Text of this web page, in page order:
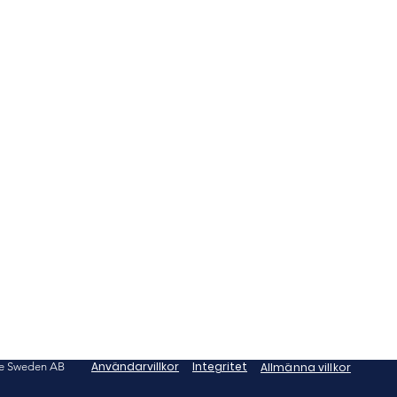
Sweden AB Användarvillkor Integritet Allmänna villkor